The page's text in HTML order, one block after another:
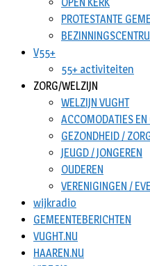
PROTESTANTE
V55+
55+ activiteiten
ZORG/WELZIJN
WELZIJN VUGHT
ACCOMODATIES EN
GEZONDHEID /
JEUGD / JONGEREN
OUDEREN
VERENIGINGEN /
wijkradio
GEMEENTEBERICHTEN
VUGHT.NU
HAAREN.NU